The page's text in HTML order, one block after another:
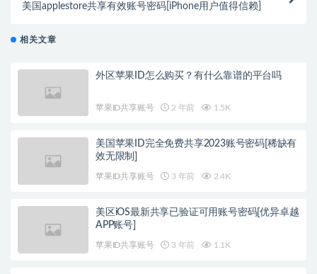
美国applestore共享有效账号密码[iPhone用户值得信赖]
相关文章
外区苹果ID怎么购买？有什么靠谱的平台吗
苹果ID共享账号 2 年前 1.5K
美国苹果ID完全免费共享2023账号密码[稀缺有
效无限制]
苹果ID共享账号 3 年前 2.4K
美区iOS最新共享已验证可用账号密码[优异卓越
APP账号]
苹果ID共享账号 3 年前 1.1K